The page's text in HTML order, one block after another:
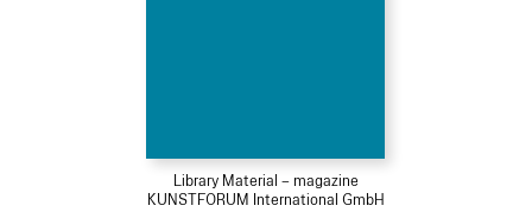
Library Material – magazine
KUNSTFORUM International GmbH